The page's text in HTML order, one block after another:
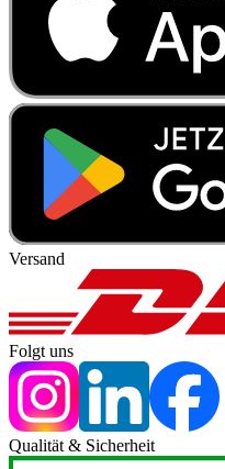
Versand
Folgt uns
Qualität & Sicherheit